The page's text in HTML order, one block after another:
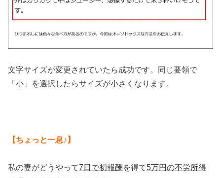
文字サイズが変更されていたら成功です。同じ要領で
「小」を選択したらサイズが小さくなります。
【ちょっと一息♪】
私の妻がどうやって7日で初報酬 を得て5万円の不労所得